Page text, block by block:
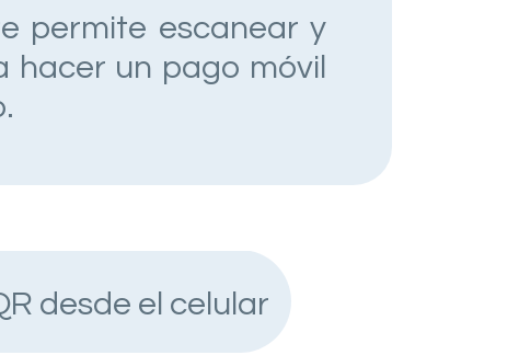
permite escanear y
hacer un pago móvil
desde el celular